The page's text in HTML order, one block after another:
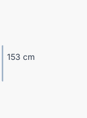
153 cm